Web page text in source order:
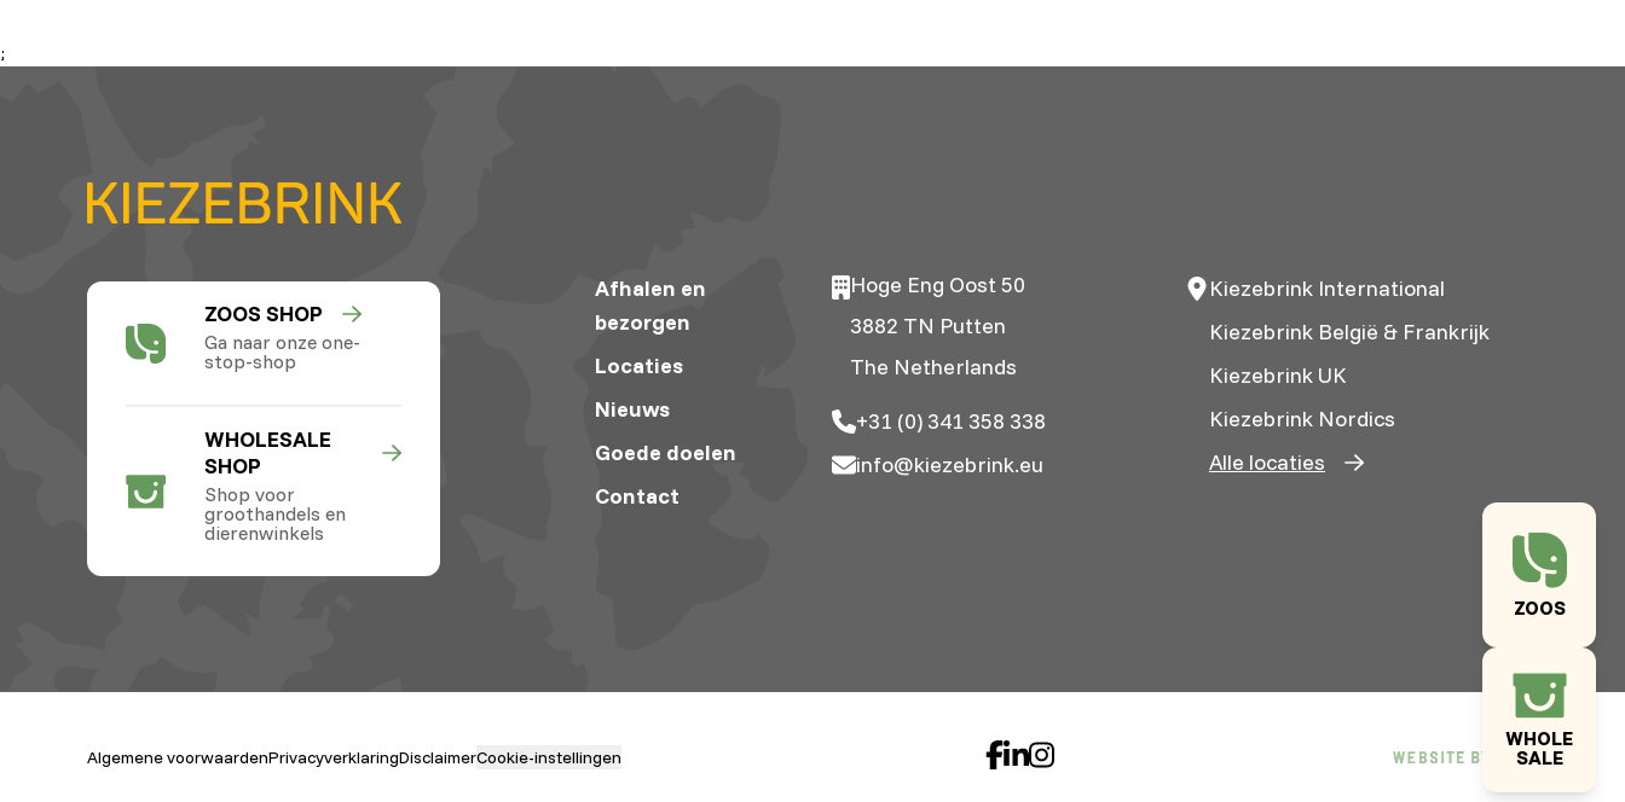
ZOOS
WHOLE
SALE
;
ZOOS SHOP
Ga naar onze one-
stop-shop
WHOLESALE
SHOP
Shop voor
groothandels en
dierenwinkels
Afhalen en
bezorgen
Locaties
Nieuws
Goede doelen
Contact
Hoge Eng Oost 50
3882 TN Putten
The Netherlands
+31 (0) 341 358 338
info@kiezebrink.eu
Kiezebrink International
Kiezebrink België & Frankrijk
Kiezebrink UK
Kiezebrink Nordics
Alle locaties
Algemene voorwaardenPrivacyverklaringDisclaimerCookie-instellingen